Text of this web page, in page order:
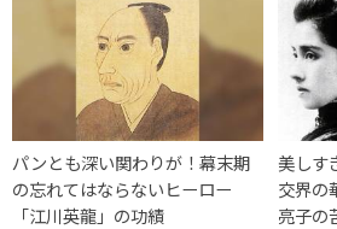
パンとも深い関わりが！幕末期
の忘れてはならないヒーロー
「江川英龍」の功績
美しす
交界の
亮子の